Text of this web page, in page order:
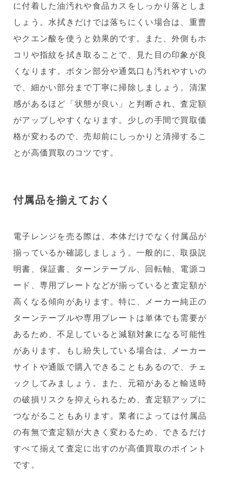
に付着した油汚れや食品カスをしっかり落としま
しょう。水拭きだけでは落ちにくい場合は、重曹
やクエン酸を使うと効果的です。また、外側もホ
コリや指紋を拭き取ることで、見た目の印象が良
くなります。ボタン部分や通気口も汚れやすいの
で、細かい部分まで丁寧に掃除しましょう。清潔
感があるほど「状態が良い」と判断され、査定額
がアップしやすくなります。少しの手間で買取価
格が変わるので、売却前にしっかりと清掃するこ
とが高価買取のコツです。
付属品を揃えておく
電子レンジを売る際は、本体だけでなく付属品が
揃っているか確認しましょう。一般的に、取扱説
明書、保証書、ターンテーブル、回転軸、電源コ
ード、専用プレートなどが揃っていると査定額が
高くなる傾向があります。特に、メーカー純正の
ターンテーブルや専用プレートは単体でも需要が
あるため、不足していると減額対象になる可能性
があります。もし紛失している場合は、メーカー
サイトや通販で購入できることもあるので、チェ
ックしてみましょう。また、元箱があると輸送時
の破損リスクを抑えられるため、査定額アップに
つながることもあります。業者によっては付属品
の有無で査定額が大きく変わるため、できるだけ
すべて揃えて査定に出すのが高価買取のポイント
です。